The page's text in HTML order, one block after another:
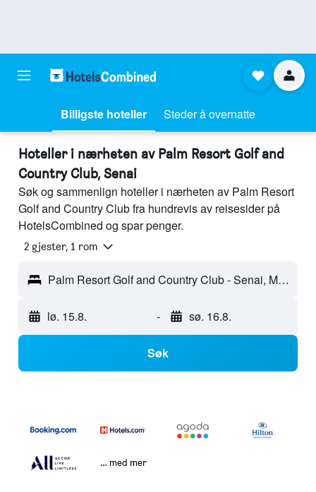
Billigste hoteller Steder å overnatte
Hoteller i nærheten av Palm Resort Golf and
Country Club, Senai
Søk og sammenlign hoteller i nærheten av Palm Resort
Golf and Country Club fra hundrevis av reisesider på
HotelsCombined og spar penger.
2 gjester, 1 rom
Palm Resort Golf and Country Club - Senai, Malaysia
lø. 15.8. - sø. 16.8.
Søk
… med mer